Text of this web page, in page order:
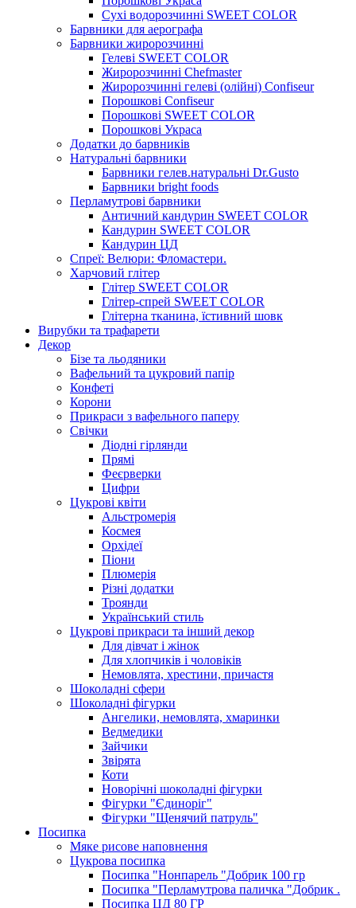
Сухі водорозчинні SWEET COLOR
Барвники для аерографа
Барвники жиророзчинні
Гелеві SWEET COLOR
Жиророзчинні Chefmaster
Жиророзчинні гелеві (олійні) Confiseur
Порошкові Confiseur
Порошкові SWEET COLOR
Порошкові Украса
Додатки до барвників
Натуральні барвники
Барвники гелев.натуральні Dr.Gusto
Барвники bright foods
Перламутрові барвники
Античний кандурин SWEET COLOR
Кандурин SWEET COLOR
Кандурин ЦД
Спреї: Велюри: Фломастери.
Харчовий глітер
Глітер SWEET COLOR
Глітер-спрей SWEET COLOR
Глітерна тканина, їстивний шовк
Вирубки та трафарети
Декор
Бізе та льодяники
Вафельний та цукровий папір
Конфеті
Корони
Прикраси з вафельного паперу
Свічки
Діодні гірлянди
Прямі
Феєрверки
Цифри
Цукрові квіти
Альстромерія
Космея
Орхідеї
Піони
Плюмерія
Різні додатки
Троянди
Український стиль
Цукрові прикраси та інший декор
Для дівчат і жінок
Для хлопчиків і чоловіків
Немовлята, хрестини, причастя
Шоколадні сфери
Шоколадні фігурки
Ангелики, немовлята, хмаринки
Ведмедики
Зайчики
Звірята
Коти
Новорічні шоколадні фігурки
Фігурки "Єдиноріг"
Фігурки "Щенячий патруль"
Посипка
Мяке рисове наповнення
Цукрова посипка
Посипка "Нонпарель "Добрик 100 гр
Посипка "Перламутрова паличка "Добрик .
Посипка ЦД 80 ГР